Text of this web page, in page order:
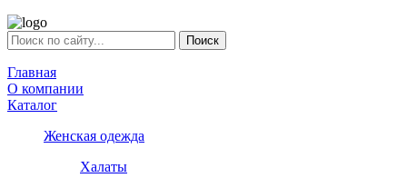
Главная
О компании
Каталог
Женская одежда
Халаты